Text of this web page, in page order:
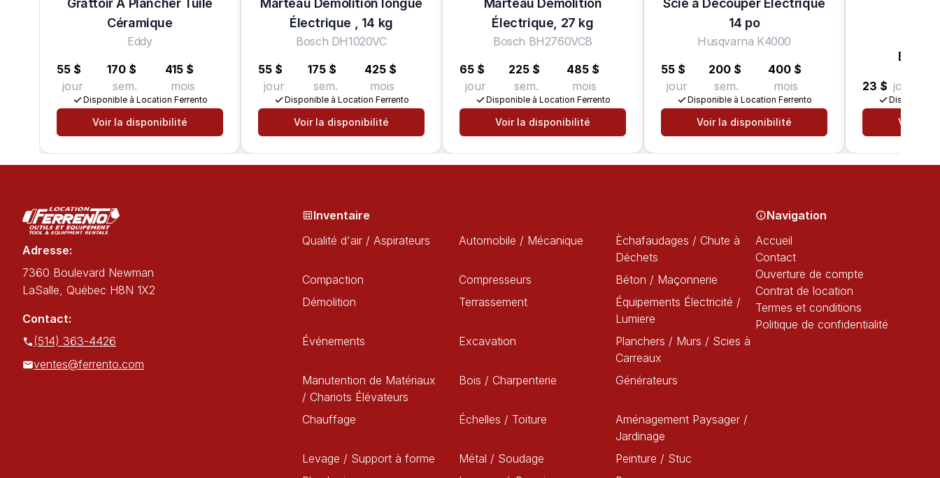
Céramique
Eddy
55 $
jour
170 $
sem.
415 $
mois
Disponible à Location Ferrento
Voir la disponibilité
Électrique , 14 kg
Bosch DH1020VC
55 $
jour
175 $
sem.
425 $
mois
Disponible à Location Ferrento
Voir la disponibilité
Électrique, 27 kg
Bosch BH2760VCB
65 $
jour
225 $
sem.
485 $
mois
Disponible à Location Ferrento
Voir la disponibilité
14 po
Husqvarna K4000
55 $
jour
200 $
sem.
400 $
mois
Disponible à Location Ferrento
Voir la disponibilité
23 $ jour
Disponible
Voir la
Adresse:
7360 Boulevard Newman
LaSalle, Québec H8N 1X2
Contact:
(514) 363-4426
ventes@ferrento.com
Inventaire
Qualité d'air / Aspirateurs
Automobile / Mécanique
Èchafaudages / Chute à
Déchets
Compaction
Compresseurs
Béton / Maçonnerie
Démolition
Terrassement
Équipements Électricité /
Lumiere
Événements
Excavation
Planchers / Murs / Scies à
Carreaux
Manutention de Matériaux
/ Chariots Élévateurs
Bois / Charpenterie Générateurs
Chauffage Échelles / Toiture
Aménagement Paysager /
Jardinage
Levage / Support à forme
Métal / Soudage
Peinture / Stuc
Navigation
Accueil
Contact
Ouverture de compte
Contrat de location
Termes et conditions
Politique de confidentialité